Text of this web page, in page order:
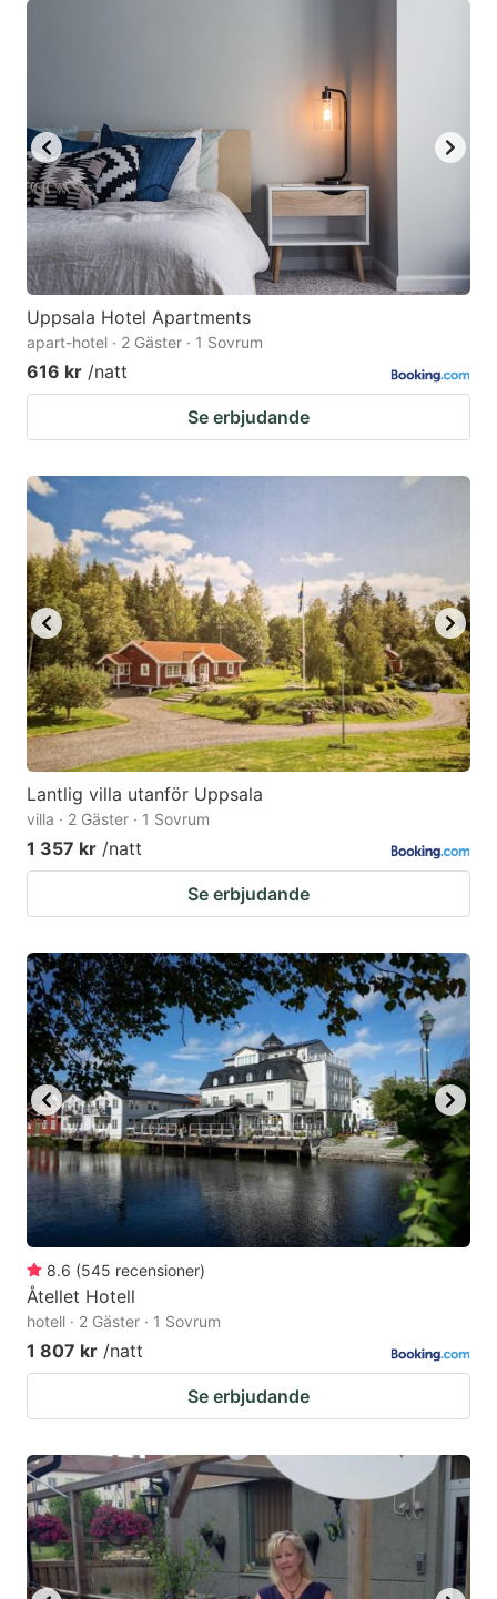
Uppsala Hotel Apartments
apart-hotel · 2 Gäster · 1 Sovrum
616 kr /natt
Se erbjudande
Lantlig villa utanför Uppsala
villa · 2 Gäster · 1 Sovrum
1 357 kr /natt
Se erbjudande
8.6 (545 recensioner)
Åtellet Hotell
hotell · 2 Gäster · 1 Sovrum
1 807 kr /natt
Se erbjudande